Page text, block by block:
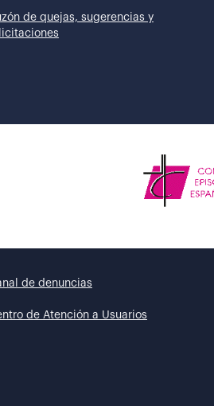
de quejas, sugerencias y
de denuncias
de Atención a Usuarios